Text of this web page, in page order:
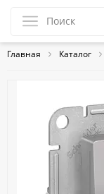
Главная Каталог